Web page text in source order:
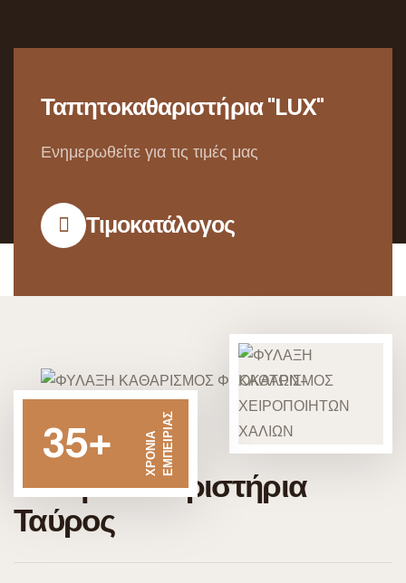
Ταπητοκαθαριστήρια "LUX"
Ενημερωθείτε για τις τιμές μας
Τιμοκατάλογος
35+ ΧΡΟΝΙΑΕΜΠΕΙΡΙΑΣ
Ταπητοκαθαριστήρια
Ταύρος